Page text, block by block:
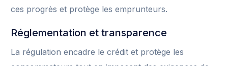
ces progrès et protège les emprunteurs.
Réglementation et transparence
La régulation encadre le crédit et protège les